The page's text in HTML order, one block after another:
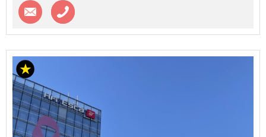
Contacter l'agence